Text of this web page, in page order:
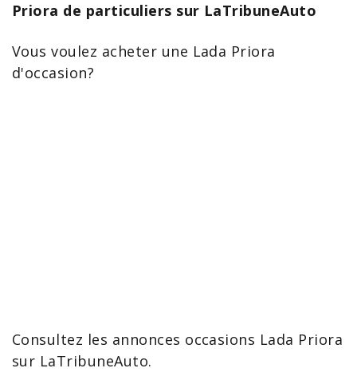
Priora de particuliers sur LaTribuneAuto
Vous voulez acheter une Lada Priora
d'occasion?
Consultez les annonces occasions Lada Priora
sur LaTribuneAuto.